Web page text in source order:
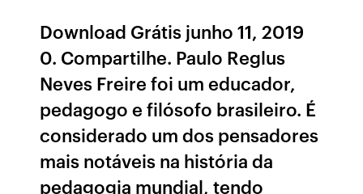
Download Grátis junho 11, 2019
0. Compartilhe. Paulo Reglus
Neves Freire foi um educador,
pedagogo e filósofo brasileiro. É
considerado um dos pensadores
mais notáveis na história da
pedagogia mundial, tendo